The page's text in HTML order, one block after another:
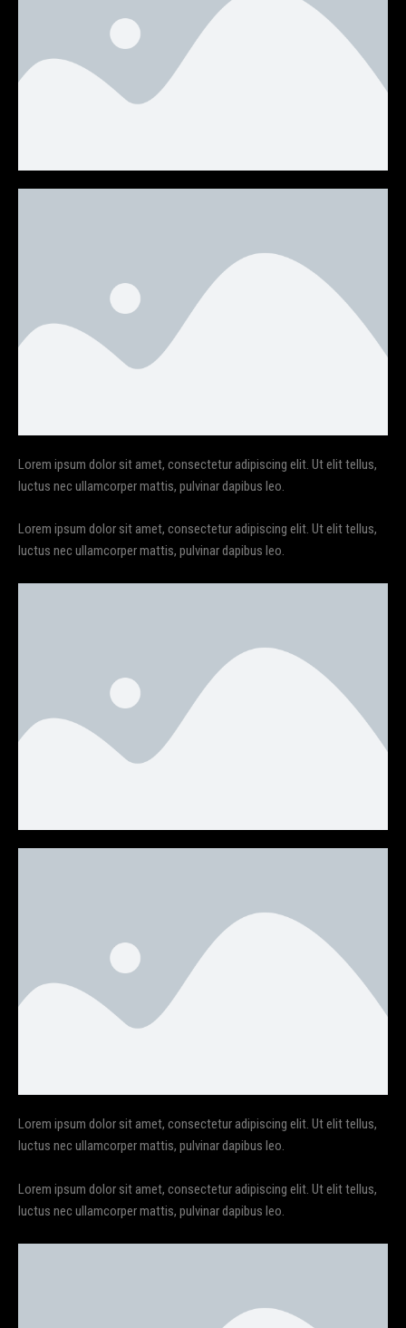
Lorem ipsum dolor sit amet, consectetur adipiscing elit. Ut elit tellus,
luctus nec ullamcorper mattis, pulvinar dapibus leo.
Lorem ipsum dolor sit amet, consectetur adipiscing elit. Ut elit tellus,
luctus nec ullamcorper mattis, pulvinar dapibus leo.
Lorem ipsum dolor sit amet, consectetur adipiscing elit. Ut elit tellus,
luctus nec ullamcorper mattis, pulvinar dapibus leo.
Lorem ipsum dolor sit amet, consectetur adipiscing elit. Ut elit tellus,
luctus nec ullamcorper mattis, pulvinar dapibus leo.